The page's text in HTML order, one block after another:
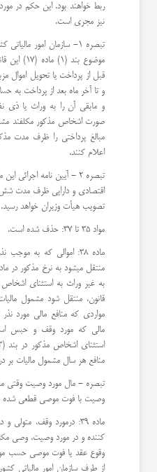
ربط خواهند بود. این حکم در
نیز مجری است.
تبصره 1- سازمان امور
موضوع بند
قبل از پرداخت یا تحویل اموال
و تا آخر ماه بعد از پرداخت به
و مابقی آن را به وراث یا ذی
صورت اشخاص مذکور مکلفند
مبالغ پرداختی را ظرف مدت
اعلام کنند.
تبصره 2 - آیین نامه اجرائى
اقتصادی و دارایی ظرف مدت شش
تصویب هیأت وزیران خواهد رسید.
مواد 35 تا 37: حذف شده است.
ماده 38: اموالی که به
قانون، منتقل شود مشمول
مواردی که منافع مالی مورد
مالی که مورد وقف و حبس
منافع هر سال مشمول مالیات بر
تبصره - مال مورد وصیت وقتی
وصیت با فوت موصی قطعی شده
ماده 39: درمورد وقف،
کننده و در مورد وصیت، وصی
وقوع عقد یا فوت موصی حسب
از طرف سازمان امور مالیاتی